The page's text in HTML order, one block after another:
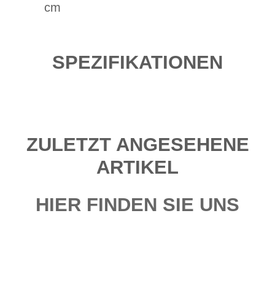
cm
SPEZIFIKATIONEN
ZULETZT ANGESEHENE
ARTIKEL
HIER FINDEN SIE UNS